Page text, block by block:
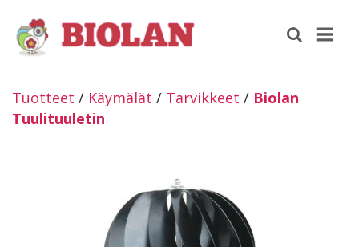
Tuotteet / Käymälät / Tarvikkeet / Biolan
Tuulituuletin